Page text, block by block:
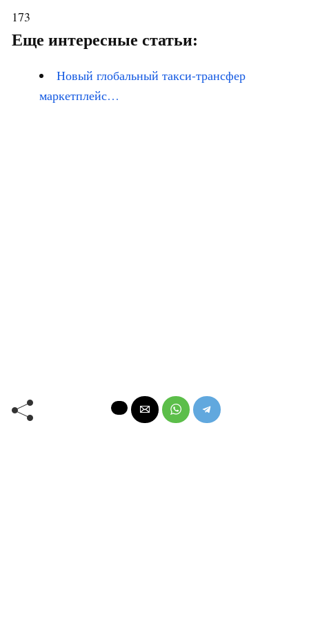
173
Еще интересные статьи:
Новый глобальный такси-трансфер
маркетплейс…